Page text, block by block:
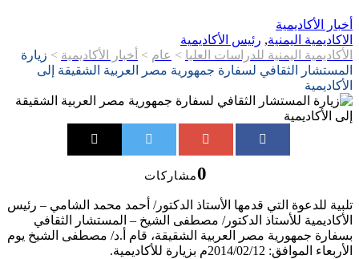
أخبار الأكاديمية
الاكاديمية اليمنية, رئيس الأكاديمية
الأكاديمية اليمنية للدراسات العليا > عام > أخبار الأكاديمية > زيارة
المستشار الثقافي لسفارة جمهورية مصر العربية الشقيقة إلى
الأكاديمية
0مشاركات
تلبية للدعوة التي قدمها الأستاذ الدكتور/ أحمد محمد الشامي – رئيس
الأكاديمية للأستاذ الدكتور/ مصطفى الشيخ – المستشار الثقافي
بسفارة جمهورية مصر العربية الشقيقة، قام أ.د/ مصطفى الشيخ يوم
الأربعاء الموافق: 2014/02/12م بزيارة للأكاديمية.